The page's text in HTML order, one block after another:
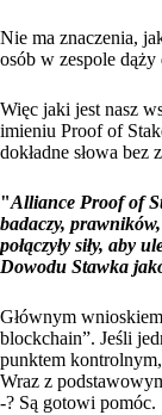
Nie ma znaczenia,
osób w zespole
Więc jaki jest nasz
imieniu Proof of
dokładne słowa bez
"Alliance Proof of
badaczy,
połączyły siły, aby
Dowodu Stawka
Głównym
blockchain”. Jeśli
punktem
Wraz z
-? Są gotowi pomóc.